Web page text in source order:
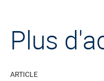
Plus
ARTICLE